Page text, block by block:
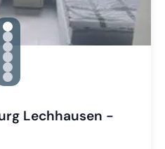
gallery.slide_selector
Zu Slide 1 wechseln
Zu Slide 2 wechseln
Zu Slide 3 wechseln
Zu Slide 4 wechseln
Zu Slide 5 wechseln
Zu Slide 6 wechseln
Lechhausen -